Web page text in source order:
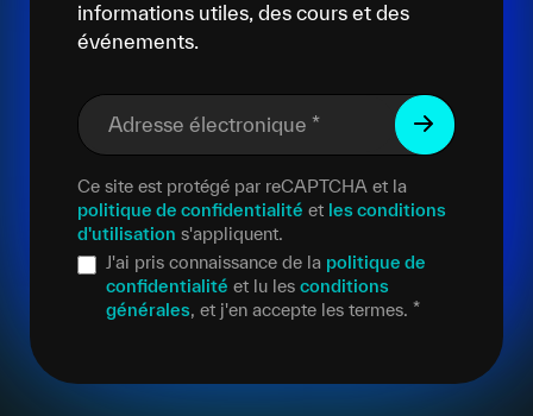
informations utiles, des cours et des
événements.
Adresse électronique *
Ce site est protégé par reCAPTCHA et la
politique de confidentialité et les conditions
d'utilisation s'appliquent.
J'ai pris connaissance de la politique de
confidentialité et lu les conditions
générales, et j'en accepte les termes. *